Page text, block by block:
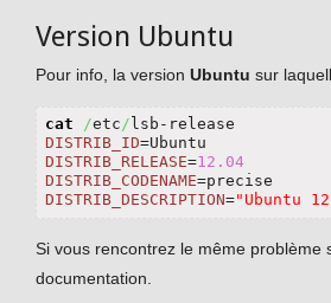
Version Ubuntu
Pour info, la version Ubuntu sur
cat /etc/
DISTRIB_ID
DISTRIB_RELEASE=12.04
DISTRIB_CODENAME
DISTRIB_DESCRIPTION="Ubuntu
Si vous rencontrez le même problème
documentation.